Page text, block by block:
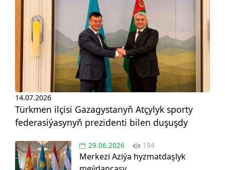
14.07.2026
Türkmen ilçisi Gazagystanyň Atçylyk sporty
federasiýasynyň prezidenti bilen duşuşdy
29.06.2026 194
Merkezi Aziýa hyzmatdaşlyk